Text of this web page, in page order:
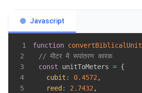
Javascript
1 function convertBiblicalUnit
2
// मीटर में रूपांतरण कारक
3
const unitToMeters = {
4
cubit : 0.4572 ,
5
reed : 2.7432 ,